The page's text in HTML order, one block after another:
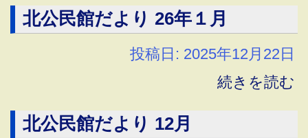
北公民館だより 26年１月
投稿日: 2025年12月22日
続きを読む
北公民館だより 12月